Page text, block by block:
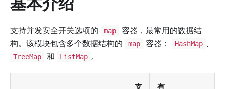
支持并发安全开关选项的 map
容器，最常用的数据结
构。该模块包含多个数据结构的
map 容器： HashMap
TreeMap 和 ListMap 。
支
有